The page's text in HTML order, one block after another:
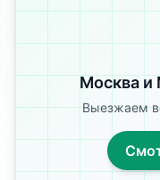
Москва и
Выезжаем